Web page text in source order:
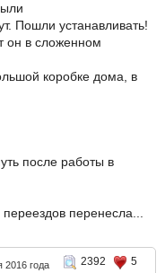
Пошли устанавливать!
он в сложенном
коробке дома, в
после работы в
перенесла...
2016 года 2392
5